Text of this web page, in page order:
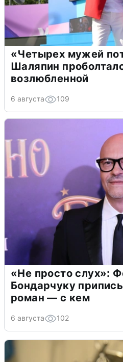
«Четырех мужей
Шаляпин
возлюбленной
6 августа 109
«Не просто слух»:
Бондарчуку
роман — с кем
6 августа 102